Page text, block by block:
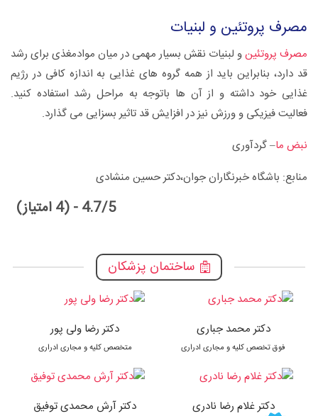
مصرف پروتئین و لبنیات
مصرف پروتئینو لبنیات نقش بسیار مهمی در میان موادمغذی برای رشد
قد دارد، بنابراین باید از همه گروه های غذایی به اندازه کافی در رژیم
غذایی خود داشته و از آن ها باتوجه به مراحل رشد استفاده کنید.
فعالیت فیزیکی و ورزش نیز در افزایش قد تاثیر بسزایی می گذارد.
نبض ما– گردآوری
منابع: باشگاه خبرنگاران جوان،دکتر حسین منشادی
4.7/5 - (4 امتیاز)
ساختمان پزشکان
دکتر محمد جباری
فوق تخصص کلیه و مجاری ادراری
دکتر غلام رضا نادری
دکتر رضا ولی پور
متخصص کلیه و مجاری ادراری
دکتر آرش محمدی توفیق